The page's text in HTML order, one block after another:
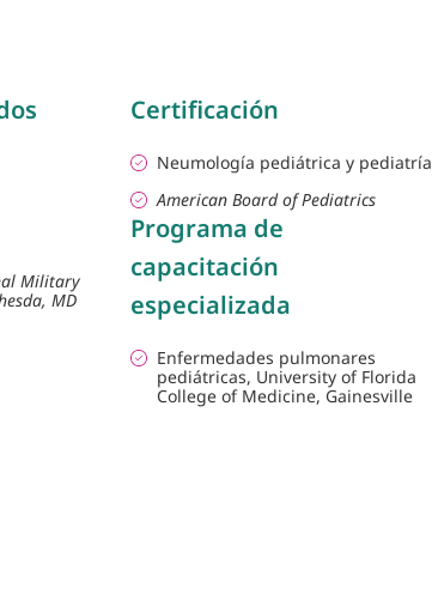
Certificación
Neumología pediátrica y pediatría
American Board of Pediatrics
Military
MD
Programa de
capacitación
especializada
Enfermedades pulmonares
pediátricas, University of Florida
College of Medicine, Gainesville